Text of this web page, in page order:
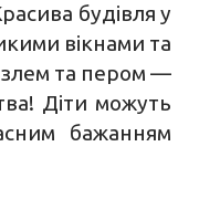
будівля у
вікнами та
та пером —
Діти можуть
бажанням